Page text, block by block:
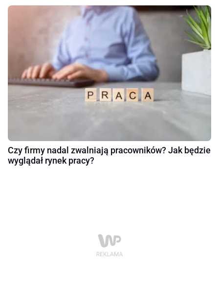
Czy firmy nadal zwalniają pracowników? Jak będzie
wyglądał rynek pracy?